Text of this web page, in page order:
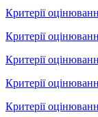
Критерії
Критерії
Критерії
Критерії
Критерії